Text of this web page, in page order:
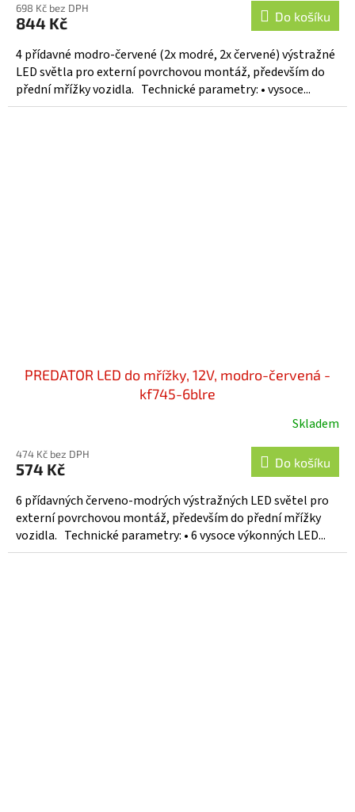
produktu
je
5,0
z
5
hvězdiček.
698 Kč bez DPH
844 Kč Do košíku
4 přídavné modro-červené (2x modré, 2x červené) výstražné
LED světla pro externí povrchovou montáž, především do
přední mřížky vozidla. Technické parametry: • vysoce...
PREDATOR LED do mřížky, 12V, modro-červená -
kf745-6blre
Skladem
474 Kč bez DPH
574 Kč Do košíku
6 přídavných červeno-modrých výstražných LED světel pro
externí povrchovou montáž, především do přední mřížky
vozidla. Technické parametry: • 6 vysoce výkonných LED...